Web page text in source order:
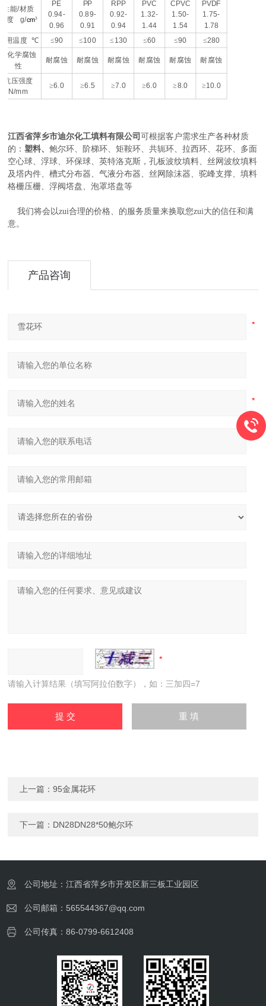
性能/材质
密度 g/cm³
PE
0.94-
0.96
PP
0.89-
0.91
RPP
0.92-
0.94
PVC
1.32-
1.44
CPVC
1.50-
1.54
PVDF
1.75-
1.78
用温度 ℃ ≤90 ≤100 ≤ 130 ≤60 ≤90 ≤280
耐化学腐蚀
性
耐腐蚀 耐腐蚀 耐腐蚀 耐腐蚀 耐腐蚀 耐腐蚀
抗压强度
N/mm
≥6.0 ≥6.5 ≥7.0 ≥6.0 ≥8.0 ≥10.0
江西省萍乡市迪尔化工填料有限公司可根据客户需求生产各种材质
的：塑料、鲍尔环、阶梯环、矩鞍环、共轭环、拉西环、花环、多面
空心球、浮球、环保球、英特洛克斯，孔板波纹填料、丝网波纹填料
及塔内件、槽式分布器、气液分布器、丝网除沫器、驼峰支撑、填料
格栅压栅、浮阀塔盘、泡罩塔盘等
我们将会以zui合理的价格、的服务质量来换取您zui大的信任和满
意。
产品咨询
请输入计算结果（填写阿拉伯数字），如：三加四=7
上一篇：95金属花环
下一篇： DN28DN28*50鲍尔环
公司地址：江西省萍乡市开发区新三板工业园区
公司邮箱：565544367@qq.com
公司传真：86-0799-6612408